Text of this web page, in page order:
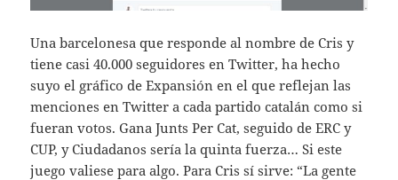
Una barcelonesa que responde al nombre de Cris y
tiene casi 40.000 seguidores en Twitter, ha hecho
suyo el gráfico de Expansión en el que reflejan las
menciones en Twitter a cada partido catalán como si
fueran votos. Gana Junts Per Cat, seguido de ERC y
CUP, y Ciudadanos sería la quinta fuerza… Si este
juego valiese para algo. Para Cris sí sirve: “La gente